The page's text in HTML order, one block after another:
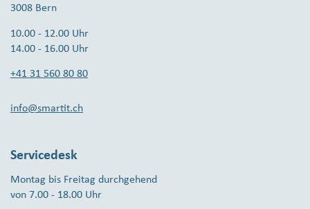
3008 Bern
10.00 - 12.00 Uhr
14.00 - 16.00 Uhr
+41 31 560 80 80
info@smartit.ch
Servicedesk
Montag bis Freitag durchgehend
von 7.00 - 18.00 Uhr